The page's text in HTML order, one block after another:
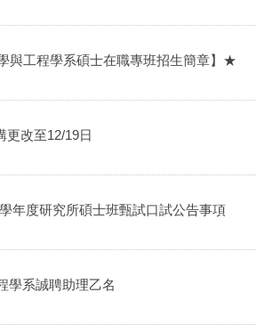
與工程學系碩士在職專班招生簡章】★
更改至12/19日
年度研究所碩士班甄試口試公告事項
學系誠聘助理乙名